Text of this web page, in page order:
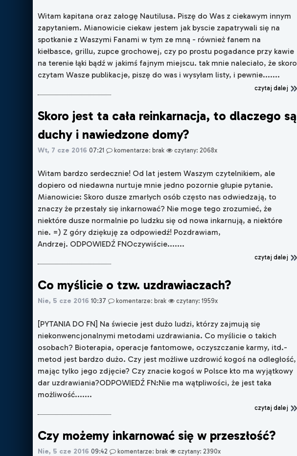
Witam kapitana oraz załogę Nautilusa. Piszę do Was z ciekawym innym
zapytaniem. Mianowicie ciekaw jestem jak byscie zapatrywali się na
spotkanie z Waszymi Fanami w tym ze mną - również fanem na
kiełbasce, grillu, zupce grochowej, czy po prostu pogadance przy kawie
na terenie łąki bądź w jakimś fajnym miejscu. tak mnie naleciało, że skoro
czytam Wasze publikacje, piszę do was i wysyłam listy, i pewnie.......
czytaj dalej
Skoro jest ta cała reinkarnacja, to dlaczego są
duchy i nawiedzone domy?
Wt, 7 cze 2016 07:21 komentarze: brak czytany: 2068x
Witam bardzo serdecznie! Od lat jestem Waszym czytelnikiem, ale
dopiero od niedawna nurtuje mnie jedno pozornie głupie pytanie.
Mianowicie: Skoro dusze zmarłych osób często nas odwiedzają, to
znaczy że przestały się inkarnować? Nie moge tego zrozumieć, że
niektóre dusze normalnie po ludzku się od nowa inkarnują, a niektóre
nie. =) Z góry dziękuję za odpowiedź! Pozdrawiam,
Andrzej. ODPOWIEDŹ FNOczywiście.......
czytaj dalej
Co myślicie o tzw. uzdrawiaczach?
Nie, 5 cze 2016 10:37 komentarze: brak czytany: 1959x
[PYTANIA DO FN] Na świecie jest dużo ludzi, którzy zajmują się
niekonwencjonalnymi metodami uzdrawiania. Co myślicie o takich
osobach? Bioterapia, operacje fantomowe, oczyszczanie karmy, itd.-
metod jest bardzo dużo. Czy jest możliwe uzdrowić kogoś na odległość,
mając tylko jego zdjęcie? Czy znacie kogoś w Polsce kto ma wyjątkowy
dar uzdrawiania?ODPOWIEDŹ FN:Nie ma wątpliwości, że jest taka
możliwość.......
czytaj dalej
Czy możemy inkarnować się w przeszłość?
Nie, 5 cze 2016 09:42 komentarze: brak czytany: 2390x